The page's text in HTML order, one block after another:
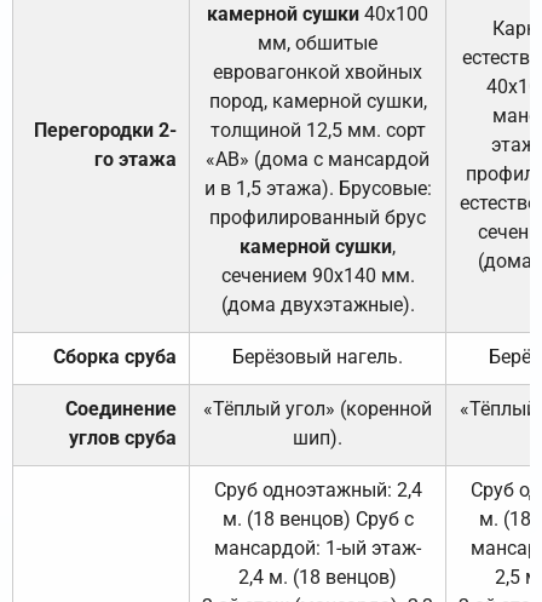
Перегородки 2-
го этажа
камерной сушки 40х100
мм, обшитые
евровагонкой хвойных
пород, камерной сушки,
толщиной 12,5 мм. сорт
«АВ» (дома с мансардой
и в 1,5 этажа). Брусовые:
профилированный брус
камерной сушки,
сечением 90х140 мм.
(дома двухэтажные).
(дома
Сборка сруба Берёзовый нагель.
Соединение
углов сруба
«Тёплый угол» (коренной
шип).
«Тёплый
Сруб одноэтажный: 2,4
м. (18 венцов) Сруб с
мансардой: 1-ый этаж-
2,4 м. (18 венцов)
Сруб
м. (18
2,5